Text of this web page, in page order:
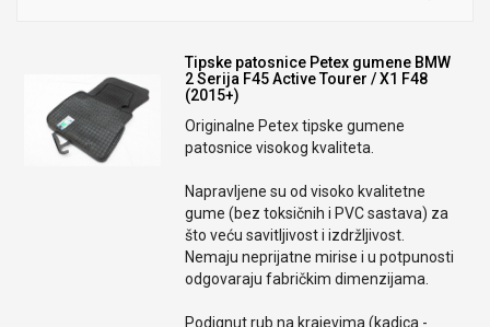
Tipske patosnice Petex gumene BMW
2 Serija F45 Active Tourer / X1 F48
(2015+)
Originalne Petex tipske gumene
patosnice visokog kvaliteta.
Napravljene su od visoko kvalitetne
gume (bez toksičnih i PVC sastava) za
što veću savitljivost i izdržljivost.
Nemaju neprijatne mirise i u potpunosti
odgovaraju fabričkim dimenzijama.
Podignut rub na krajevima (kadica -